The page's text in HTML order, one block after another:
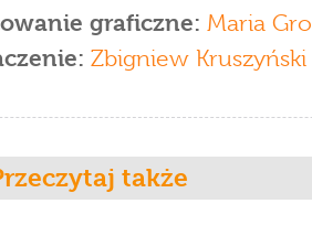
graficzne: Maria
Zbigniew Kruszyński
także